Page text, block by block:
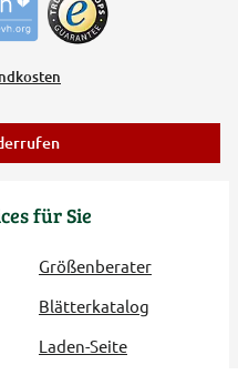
für Sie
Größenberater
Blätterkatalog
Laden-Seite